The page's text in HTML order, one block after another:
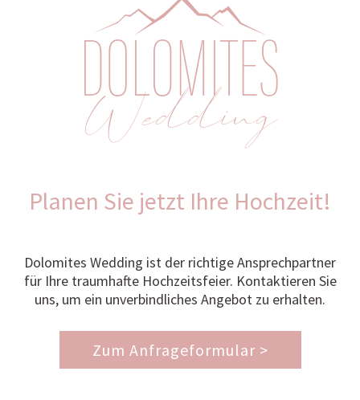
Planen Sie jetzt Ihre Hochzeit!
Dolomites Wedding ist der richtige Ansprechpartner
für Ihre traumhafte Hochzeitsfeier. Kontaktieren Sie
uns, um ein unverbindliches Angebot zu erhalten.
Zum Anfrageformular >